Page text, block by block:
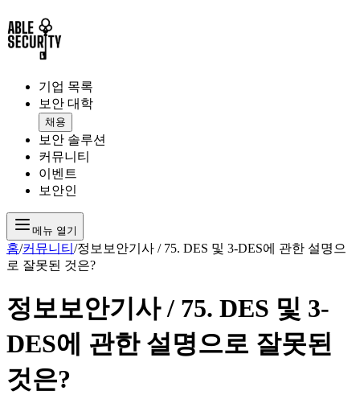
기업 목록
보안 대학
채용
보안 솔루션
커뮤니티
이벤트
보안인
메뉴 열기
홈/커뮤니티 /정보보안기사 / 75. DES 및 3-DES에 관한 설명으
로 잘못된 것은?
정보보안기사 / 75. DES 및 3-
DES에 관한 설명으로 잘못된
것은?